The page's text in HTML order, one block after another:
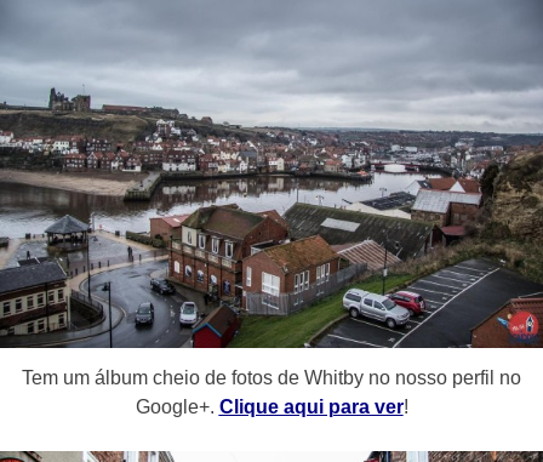
Tem um álbum cheio de fotos de Whitby no nosso perfil no
Google+. Clique aqui para ver!